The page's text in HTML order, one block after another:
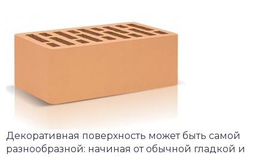
Декоративная поверхность может быть самой
разнообразной: начиная от обычной гладкой и